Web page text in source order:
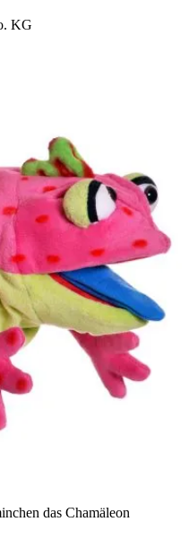
KG
das Chamäleon